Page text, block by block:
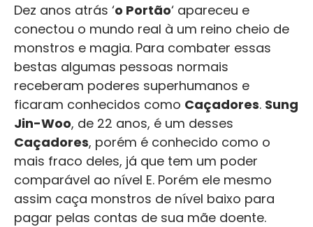
Dez anos atrás ‘o Portão‘ apareceu e
conectou o mundo real à um reino cheio de
monstros e magia. Para combater essas
bestas algumas pessoas normais
receberam poderes superhumanos e
ficaram conhecidos como Caçadores. Sung
Jin-Woo, de 22 anos, é um desses
Caçadores, porém é conhecido como o
mais fraco deles, já que tem um poder
comparável ao nível E. Porém ele mesmo
assim caça monstros de nível baixo para
pagar pelas contas de sua mãe doente.